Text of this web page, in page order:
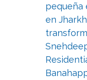
pequeña
en